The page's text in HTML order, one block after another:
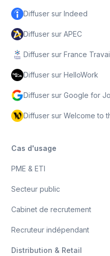
Diffuser sur Indeed
Diffuser sur APEC
Diffuser sur France
Diffuser sur HelloWork
Diffuser sur Google for
Diffuser sur Welcome to
Cas d'usage
PME & ETI
Secteur public
Cabinet de recrutement
Recruteur indépendant
Distribution & Retail